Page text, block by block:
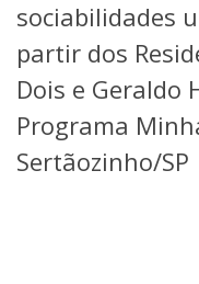
Pessoas
Graduação
Pós-Graduação
Educação a distância
Cursos de Extensão
Pesquisa e Inovação
sociabilidades
partir dos
Dois e Geraldo
Programa
Sertãozinho/SP